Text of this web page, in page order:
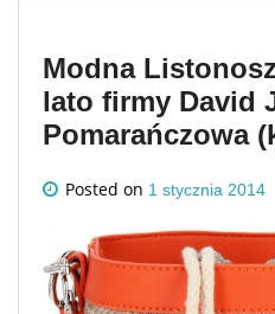
Modna
lato firmy David
Pomarańczowa
Posted on 1 stycznia 2014